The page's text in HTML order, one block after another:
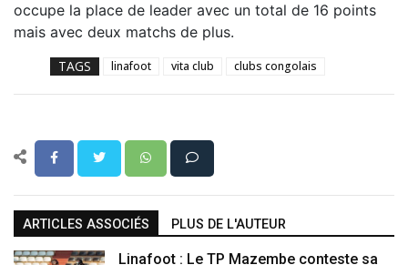
occupe la place de leader avec un total de 16 points
mais avec deux matchs de plus.
TAGS linafoot vita club clubs congolais
ARTICLES ASSOCIÉS PLUS DE L'AUTEUR
Linafoot : Le TP Mazembe conteste sa